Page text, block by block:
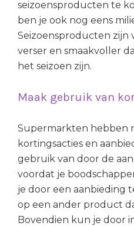
seizoensproducten te
ben je ook nog eens
Seizoensproducten zijn
verser en smaakvoller
het seizoen zijn.
Maak gebruik van
Supermarkten hebben
kortingsacties en
gebruik van door de
voordat je
je door een aanbieding
op een ander product
Bovendien kun je door